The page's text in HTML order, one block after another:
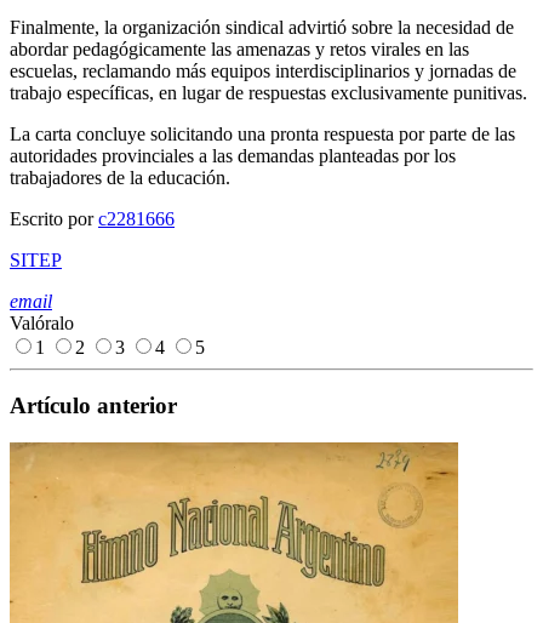
Finalmente, la organización sindical advirtió sobre la necesidad de
abordar pedagógicamente las amenazas y retos virales en las
escuelas, reclamando más equipos interdisciplinarios y jornadas de
trabajo específicas, en lugar de respuestas exclusivamente punitivas.
La carta concluye solicitando una pronta respuesta por parte de las
autoridades provinciales a las demandas planteadas por los
trabajadores de la educación.
Escrito porc2281666
SITEP
email
Valóralo
1
2 3 4 5
Artículo anterior